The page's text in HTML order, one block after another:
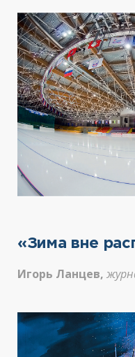
«Зима вне
Игорь Ланцев,